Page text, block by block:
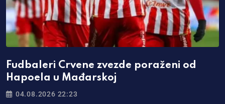
Fudbaleri Crvene zvezde poraženi od
Hapoela u Mađarskoj
04.08.2026 22:23